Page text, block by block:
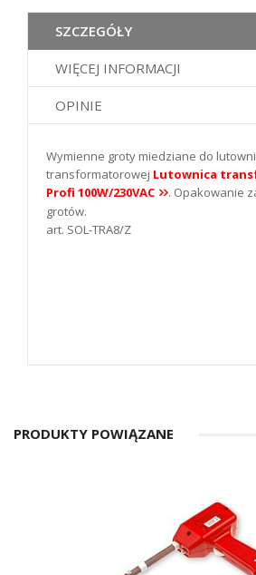
SZCZEGÓŁY
WIĘCEJ INFORMACJI
OPINIE
Wymienne groty miedziane do
transformatorowej Lutownica
Profi 100W/230VAC
. Opakowanie
grotów.
art. SOL-TRA8/Z
PRODUKTY POWIĄZANE